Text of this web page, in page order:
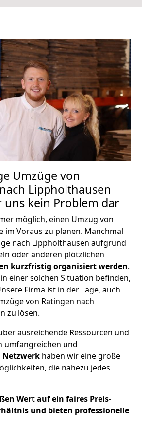
Umzüge von
Lippholthausen
uns kein Problem dar
möglich, einen Umzug von
im Voraus zu planen. Manchmal
nach Lippholthausen aufgrund
oder anderen plötzlichen
kurzfristig organisiert werden.
einer solchen Situation befinden,
Firma ist in der Lage, auch
von Ratingen nach
zu lösen.
ausreichende Ressourcen und
umfangreichen und
haben wir eine große
die nahezu jedes
Wert auf ein faires Preis-
und bieten professionelle